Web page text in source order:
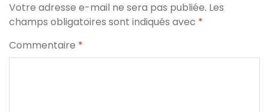
Votre adresse e-mail ne sera pas publiée. Les
champs obligatoires sont indiqués avec *
Commentaire *